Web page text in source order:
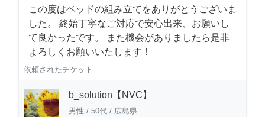
この度はベッドの組み立てをありがとうございま
した。 終始丁寧なご対応で安心出来、お願いし
て良かったです。 また機会がありましたら是非
よろしくお願いいたします！
依頼されたチケット
b_solution【NVC】
男性 / 50代 / 広島県